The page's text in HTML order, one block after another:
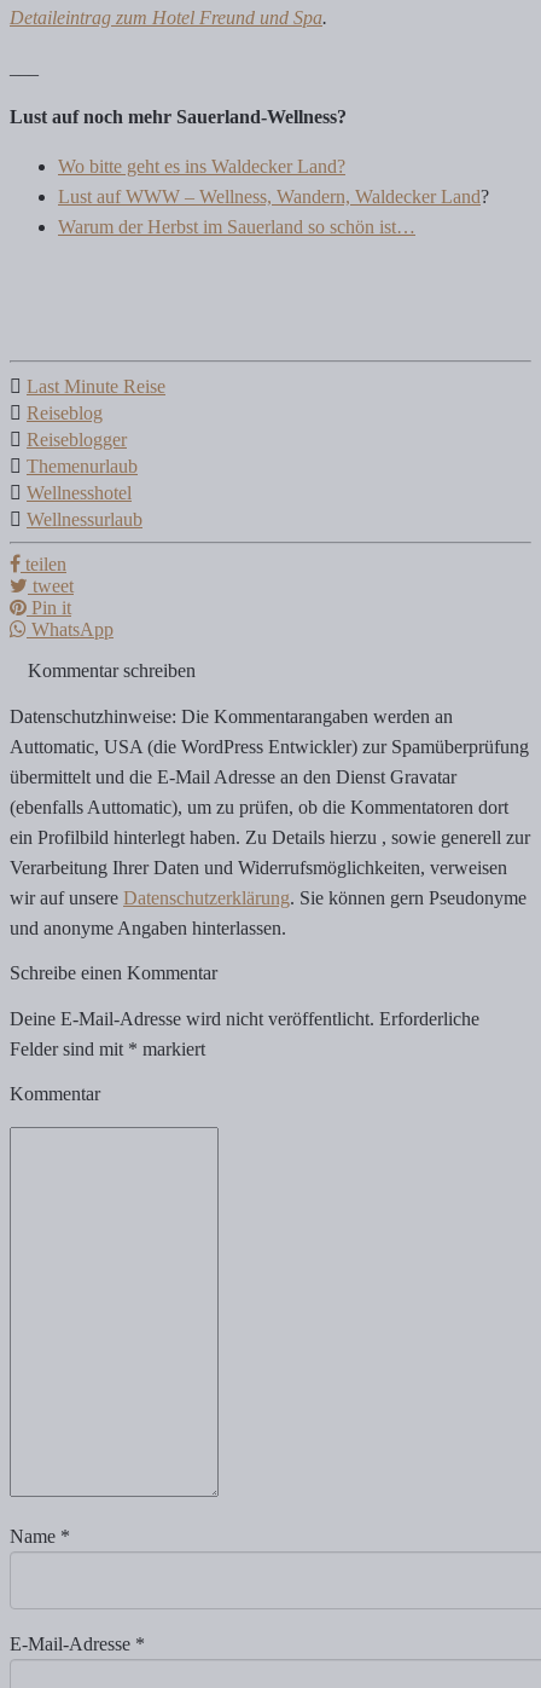
Detaileintrag zum Hotel Freund und Spa.
Lust auf noch mehr Sauerland-Wellness?
Wo bitte geht es ins Waldecker Land?
Lust auf WWW – Wellness, Wandern, Waldecker Land?
Warum der Herbst im Sauerland so schön ist…
Last Minute Reise
Reiseblog
Reiseblogger
Themenurlaub
Wellnesshotel
Wellnessurlaub
teilen
tweet
Pin it
WhatsApp
Kommentar schreiben
Datenschutzhinweise: Die Kommentarangaben werden an
Auttomatic, USA (die WordPress Entwickler) zur Spamüberprüfung
übermittelt und die E-Mail Adresse an den Dienst Gravatar
(ebenfalls Auttomatic), um zu prüfen, ob die Kommentatoren dort
ein Profilbild hinterlegt haben. Zu Details hierzu , sowie generell zur
Verarbeitung Ihrer Daten und Widerrufsmöglichkeiten, verweisen
wir auf unsere Datenschutzerklärung. Sie können gern Pseudonyme
und anonyme Angaben hinterlassen.
Schreibe einen Kommentar
Deine E-Mail-Adresse wird nicht veröffentlicht. Erforderliche
Felder sind mit * markiert
Kommentar
Name *
E-Mail-Adresse *